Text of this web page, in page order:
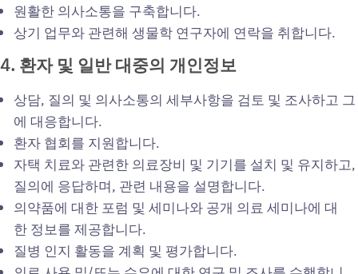
원활한 의사소통을 구축합니다.
상기 업무와 관련해 생물학 연구자에 연락을 취합니다.
4. 환자 및 일반대중의 개인정보
상담, 질의 및 의사소통의 세부사항을 검토 및 조사하고 그
에 대응합니다.
환자 협회를 지원합니다.
자택 치료와 관련한 의료장비 및 기기를 설치 및 유지하고,
질의에 응답하며, 관련 내용을 설명합니다.
의약품에 대한 포럼 및 세미나와 공개 의료 세미나에 대
한 정보를 제공합니다.
질병 인지 활동을 계획 및 평가합니다.